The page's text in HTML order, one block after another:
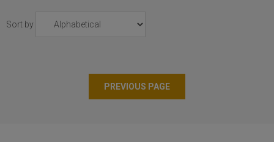
Sort by